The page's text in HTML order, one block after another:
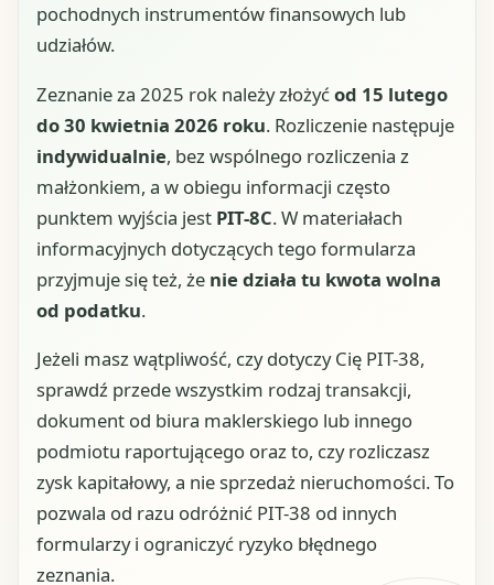
pochodnych instrumentów finansowych lub
udziałów.
Zeznanie za 2025 rok należy złożyćod 15 lutego
do 30 kwietnia 2026 roku. Rozliczenie następuje
indywidualnie, bez wspólnego rozliczenia z
małżonkiem, a w obiegu informacji często
punktem wyjścia jest PIT-8C. W materiałach
informacyjnych dotyczących tego formularza
przyjmuje się też, że nie działa tu kwota wolna
od podatku.
Jeżeli masz wątpliwość, czy dotyczy Cię PIT-38,
sprawdź przede wszystkim rodzaj transakcji,
dokument od biura maklerskiego lub innego
podmiotu raportującego oraz to, czy rozliczasz
zysk kapitałowy, a nie sprzedaż nieruchomości. To
pozwala od razu odróżnić PIT-38 od innych
formularzy i ograniczyć ryzyko błędnego
zeznania.